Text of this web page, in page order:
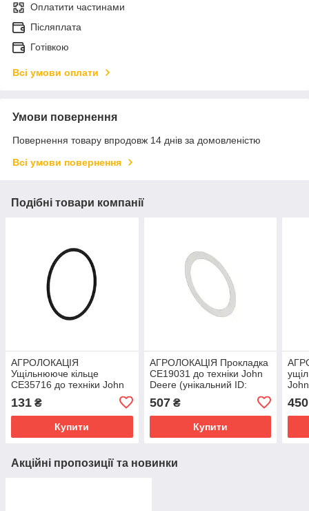
Оплатити частинами
Післяплата
Готівкою
Всі умови оплати
Умови повернення
Повернення товару впродовж 14 днів за домовленістю
Всі умови повернення
Подібні товари компанії
АГРОЛОКАЦІЯ
Ущільнююче кільце
CE35716 до техніки John
CE35716)
131 ₴
Купити
АГРОЛОКАЦІЯ Прокладка
CE19031 до техніки John
Deere (унікальний ID:
507₴
Купити
450
Акційні пропозиції та новинки